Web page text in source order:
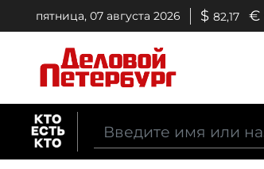
пятница, 07 августа 2026 $ 82,17 €